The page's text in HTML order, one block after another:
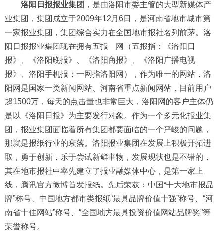
洛阳日报报业集团 ，是由洛阳市委主管的大型新媒体产
业集团，集团成立于2009年12月6日，是河南省地市城市第
一家报业集团，集团综合实力在全国地市报社名列前茅。洛
阳日报报业集团现在拥有五报一网（五报指：《洛阳日
报》、《洛阳晚报》、《洛阳商报》、《洛阳广播电视
报》、洛阳手机报；一网指洛阳网），作为唯一的网站，洛
阳网是国家一类新闻网站、河南省重点新闻网站，目前用户
超1500万，每天的点击量也非常巨大，洛阳网的客户主体仍
是以《洛阳日报》为主要发行对象。作为一个多元化报业集
团，报业集团面临着所有集团都要面临的一个严峻的问题，
那就是报纸行业的衰落。洛阳报业集团在发展上积极开拓进
取，勇于创新，乐于尝试新鲜事物，发展现状也是不错的，
其在地市报社中率先建立了报业融媒体中心，是第一家上
线，腾讯官方微博首发报纸。先后荣获：中国“十大地市报品
牌”称号、中国地方都市类报纸“最具品牌价值十强”称号、“河
南省十佳网站”称号、“全国地方最具投资价值网站品牌奖”等
荣誉称号。